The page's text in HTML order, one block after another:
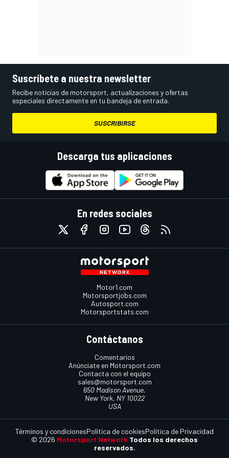
Suscríbete a nuestra newsletter
Recibe noticias de motorsport, actualizaciones y ofertas
especiales directamente en tu bandeja de entrada.
SUSCRIBIRSE
Descarga tus aplicaciones
En redes sociales
Motor1.com
Motorsportjobs.com
Autosport.com
Motorsportstats.com
Contáctanos
Comentarios
Anúnciate en Motorsport.com
Contacta con el equipo
sales@motorsport.com
650 Madison Avenue,
New York, NY 10022
USA
© 2026 Motorsport Network Todos los derechos
reservados.
Términos y condicionesPolítica de cookiesPolítica de Privacidad